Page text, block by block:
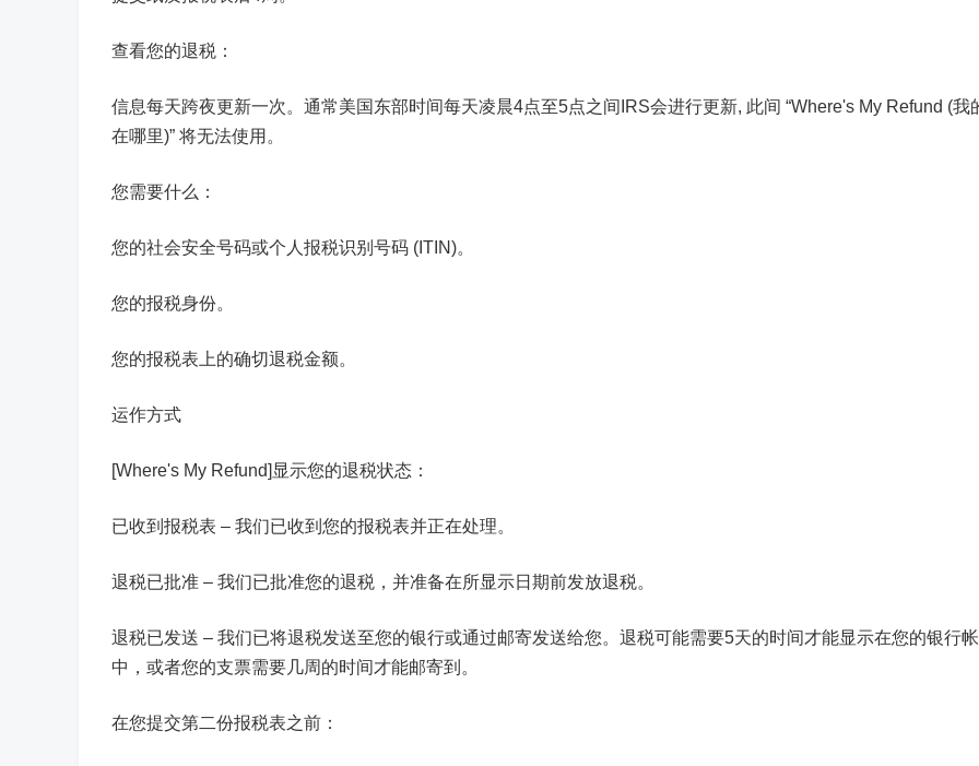
查看您的退税：
信息每天跨夜更新一次。通常美国东部时间每天凌晨4点至5点之间IRS会进行更新, 此间 “Where's My Refund (我
在哪里)” 将无法使用。
您需要什么：
您的社会安全号码或个人报税识别号码 (ITIN)。
您的报税身份。
您的报税表上的确切退税金额。
运作方式
[Where's My Refund]显示您的退税状态：
已收到报税表 – 我们已收到您的报税表并正在处理。
退税已批准 – 我们已批准您的退税，并准备在所显示日期前发放退税。
退税已发送 – 我们已将退税发送至您的银行或通过邮寄发送给您。退税可能需要5天的时间才能显示在您的银行
中，或者您的支票需要几周的时间才能邮寄到。
在您提交第二份报税表之前：